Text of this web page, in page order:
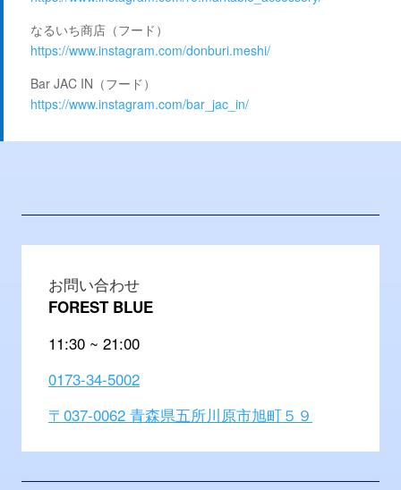
なるいち商店（フード）
https://www.instagram.com/donburi.meshi/
Bar JAC IN（フード）
https://www.instagram.com/bar_jac_in/
お問い合わせ
FOREST BLUE
11:30 ~ 21:00
0173-34-5002
〒037-0062 青森県五所川原市旭町５９